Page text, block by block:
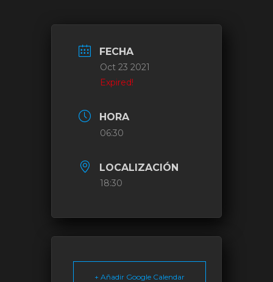
FECHA
Oct 23 2021
Expired!
HORA
06:30
LOCALIZACIÓN
18:30
+ Añadir Google Calendar